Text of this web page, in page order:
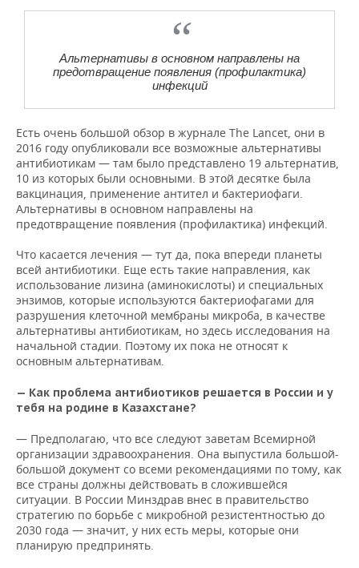
Альтернативы в основном направлены на
предотвращение появления (профилактика)
инфекций
Есть очень большой обзор в журнале The Lancet, они в
2016 году опубликовали все возможные альтернативы
антибиотикам — там было представлено 19 альтернатив,
10 из которых были основными. В этой десятке была
вакцинация, применение антител и бактериофаги.
Альтернативы в основном направлены на
предотвращение появления (профилактика) инфекций.
Что касается лечения — тут да, пока впереди планеты
всей антибиотики. Еще есть такие направления, как
использование лизина (аминокислоты) и специальных
энзимов, которые используются бактериофагами для
разрушения клеточной мембраны микроба, в качестве
альтернативы антибиотикам, но здесь исследования на
начальной стадии. Поэтому их пока не относят к
основным альтернативам.
— Как проблема антибиотиков решается в России и у
тебя на родине в Казахстане?
— Предполагаю, что все следуют заветам Всемирной
организации здравоохранения. Она выпустила большой-
большой документ со всеми рекомендациями по тому, как
все страны должны действовать в сложившейся
ситуации. В России Минздрав внес в правительство
стратегию по борьбе с микробной резистентностью до
2030 года — значит, у них есть меры, которые они
планирую предпринять.